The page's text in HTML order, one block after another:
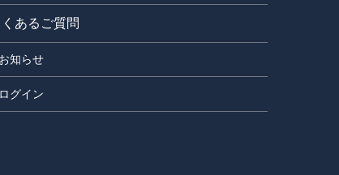
くあるご質問
お知らせ
ログイン